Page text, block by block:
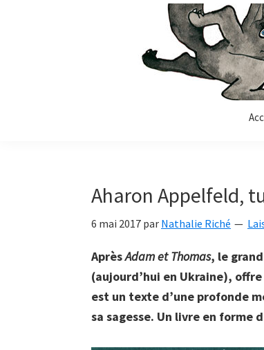
Aharon Appelfeld,
6 mai 2017 par Nathalie Riché
AprèsAdam et Thomas, le
(aujourd’hui en Ukraine),
est un texte d’une profonde
sa sagesse. Un livre en forme